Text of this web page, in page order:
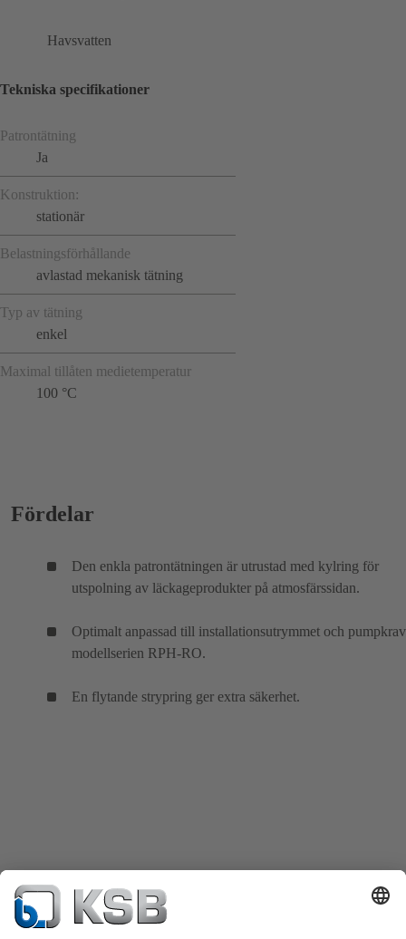
Havsvatten
Tekniska specifikationer
Patrontätning
Ja
Konstruktion:
stationär
Belastningsförhållande
avlastad mekanisk tätning
Typ av tätning
enkel
Maximal tillåten medietemperatur
100 °C
Fördelar
Den enkla patrontätningen är utrustad med kylring för
utspolning av läckageprodukter på atmosfärssidan.
Optimalt anpassad till installationsutrymmet och
modellserien RPH-RO.
En flytande strypring ger extra säkerhet.